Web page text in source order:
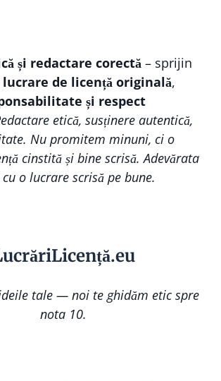
și redactare corectă – sprijin
lucrare de licență originală,
și respect
etică, susținere autentică,
Nu promitem minuni, ci o
cinstită și bine scrisă. Adevărata
o lucrare scrisă pe bune.
ăriLicență.eu
tale — noi te ghidăm etic spre
nota 10.